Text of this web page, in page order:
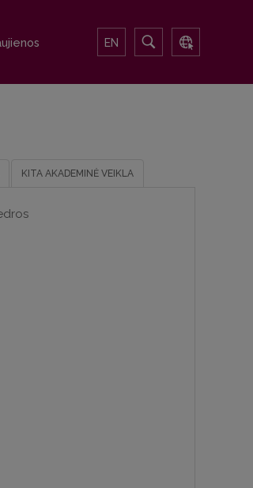
EN
KITA AKADEMINĖ VEIKLA